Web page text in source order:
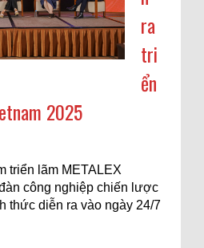
ra
tri
ển
2025
triển lãm METALEX
công nghiệp chiến lược
thức diễn ra vào ngày 24/7